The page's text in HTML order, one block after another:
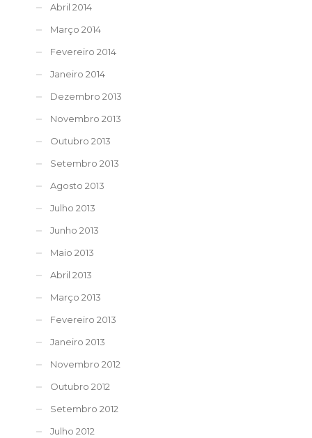
Abril 2014
Março 2014
Fevereiro 2014
Janeiro 2014
Dezembro 2013
Novembro 2013
Outubro 2013
Setembro 2013
Agosto 2013
Julho 2013
Junho 2013
Maio 2013
Abril 2013
Março 2013
Fevereiro 2013
Janeiro 2013
Novembro 2012
Outubro 2012
Setembro 2012
Julho 2012